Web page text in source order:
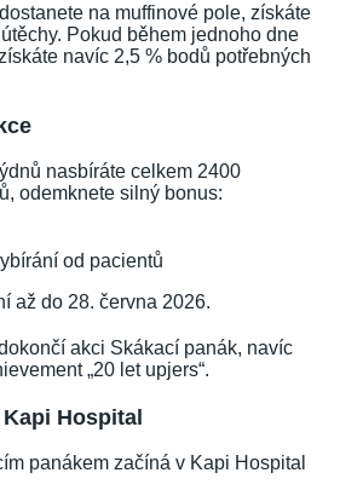
na muffinové pole, získáte
Pokud během jednoho dne
navíc 2,5 % bodů potřebných
nasbíráte celkem 2400
odemknete silný bonus:
od pacientů
až do 28. června 2026.
akci Skákací panák, navíc
„20 let upjers“.
Hospital
panákem začíná v Kapi Hospital